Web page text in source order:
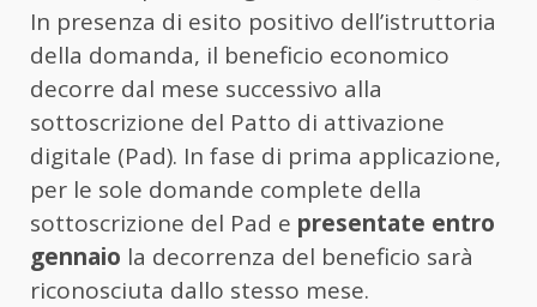
In presenza di esito positivo dell’istruttoria
della domanda, il beneficio economico
decorre dal mese successivo alla
sottoscrizione del Patto di attivazione
digitale (Pad). In fase di prima applicazione,
per le sole domande complete della
sottoscrizione del Pad e presentate entro
gennaio la decorrenza del beneficio sarà
riconosciuta dallo stesso mese.